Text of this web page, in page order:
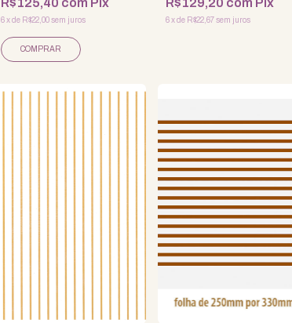
6 xde R$22,00 sem juros 6 xde R$22,67 sem juros